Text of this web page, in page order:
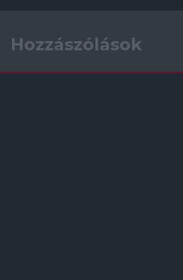
Hozzászólások